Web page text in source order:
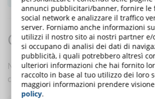
Commenti:
Nessun commento è ancora
commento a questo articolo!
annunci pubblicitari/banner, fornire le
social network e analizzare il traffico
server. Forniamo anche informazioni
utilizzi il nostro sito ai nostri partner
si occupano di analisi dei dati di
pubblicità, i quali potrebbero altresì
ulteriori informazioni che hai fornito
raccolto in base al tuo utilizzo dei loro
maggiori informazioni prendere
policy.